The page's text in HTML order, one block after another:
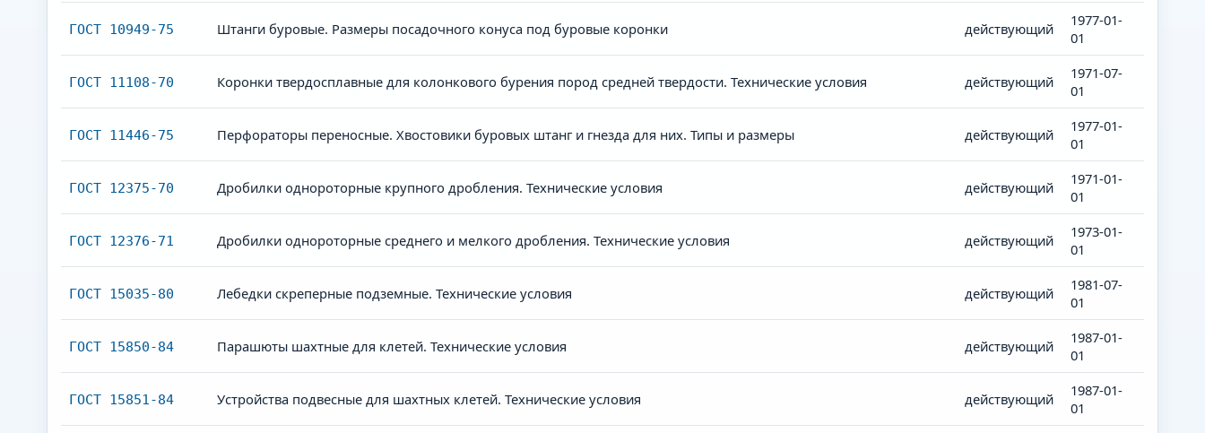
ГОСТ 10949-75 Штанги буровые. Размеры посадочного конуса под буровые коронки действующий
1977-01-
01
ГОСТ 11108-70 Коронки твердосплавные для колонкового бурения пород средней твердости. Технические условия действующий
1971-07-
01
ГОСТ 11446-75 Перфораторы переносные. Хвостовики буровых штанг и гнезда для них. Типы и размеры действующий
1977-01-
01
ГОСТ 12375-70 Дробилки однороторные крупного дробления. Технические условия действующий
1971-01-
01
ГОСТ 12376-71 Дробилки однороторные среднего и мелкого дробления. Технические условия действующий
1973-01-
01
ГОСТ 15035-80 Лебедки скреперные подземные. Технические условия действующий
1981-07-
01
ГОСТ 15850-84 Парашюты шахтные для клетей. Технические условия действующий
1987-01-
01
ГОСТ 15851-84 Устройства подвесные для шахтных клетей. Технические условия действующий
1987-01-
01